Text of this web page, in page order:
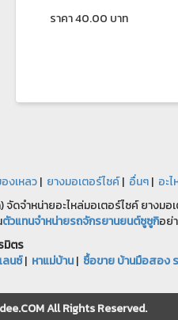
ราคา 40.00 บาท
งเหลว| ยางมอเตอร์ไซค์| อื่นๆ| อะ
จำหน่ายอะไหล่มอเตอร์ไซค์ ยางม
ตัวแทนจำหน่ายรถจักรยานยนต์ซูซูกิอย่
มิตร
ลนซ์| หาแม่บ้าน| ซื้อขาย บ้านมือสอง
All Rights Reserved.